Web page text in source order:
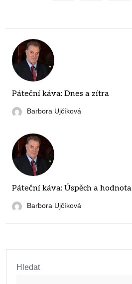
Páteční káva: Dnes a zítra
Barbora Ujčíková
Páteční káva: Úspěch a hodnota
Barbora Ujčíková
Hledat